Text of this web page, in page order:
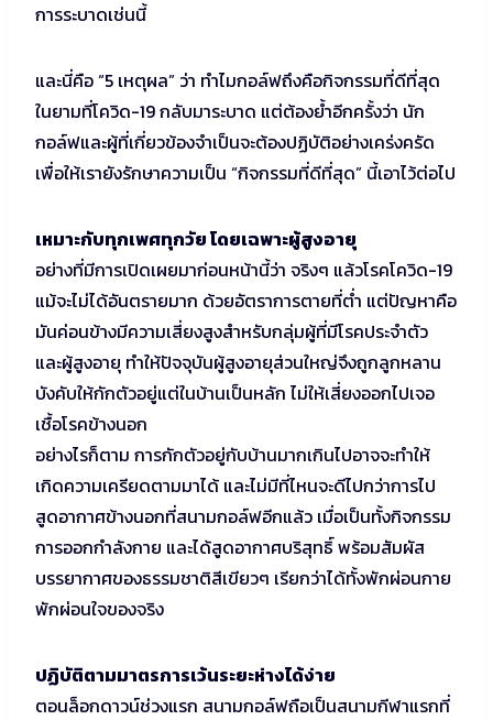
การระบาดเช่นนี้
และนี่คือ “5 เหตุผล” ว่า ทำไมกอล์ฟถึงคือกิจกรรมที่ดีที่สุด
ในยามที่โควิด-19 กลับมาระบาด แต่ต้องย้ำอีกครั้งว่า นัก
กอล์ฟและผู้ที่เกี่ยวข้องจำเป็นจะต้องปฏิบัติอย่างเคร่งครัด
เพื่อให้เรายังรักษาความเป็น “กิจกรรมที่ดีที่สุด” นี้เอาไว้ต่อไป
เหมาะกับทุกเพศทุกวัย โดยเฉพาะผู้สูงอายุ
อย่างที่มีการเปิดเผยมาก่อนหน้านี้ว่า จริงๆ แล้วโรคโควิด-19
แม้จะไม่ได้อันตรายมาก ด้วยอัตราการตายที่ต่ำ แต่ปัญหาคือ
มันค่อนข้างมีความเสี่ยงสูงสำหรับกลุ่มผู้ที่มีโรคประจำตัว
และผู้สูงอายุ ทำให้ปัจจุบันผู้สูงอายุส่วนใหญ่จึงถูกลูกหลาน
บังคับให้กักตัวอยู่แต่ในบ้านเป็นหลัก ไม่ให้เสี่ยงออกไปเจอ
เชื้อโรคข้างนอก
อย่างไรก็ตาม การกักตัวอยู่กับบ้านมากเกินไปอาจจะทำให้
เกิดความเครียดตามมาได้ และไม่มีที่ไหนจะดีไปกว่าการไป
สูดอากาศข้างนอกที่สนามกอล์ฟอีกแล้ว เมื่อเป็นทั้งกิจกรรม
การออกกำลังกาย และได้สูดอากาศบริสุทธิ์ พร้อมสัมผัส
บรรยากาศของธรรมชาติสีเขียวๆ เรียกว่าได้ทั้งพักผ่อนกาย
พักผ่อนใจของจริง
ปฏิบัติตามมาตรการเว้นระยะห่างได้ง่าย
ตอนล็อกดาวน์ช่วงแรก สนามกอล์ฟถือเป็นสนามกีฬาแรกที่